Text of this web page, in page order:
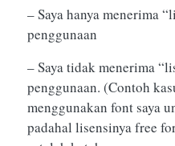
– Saya hanya menerima
penggunaan
– Saya tidak menerima
penggunaan. (Contoh
menggunakan font saya
padahal lisensinya free